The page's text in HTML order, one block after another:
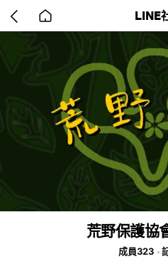
back
to
LINE
荒野保護協
成員323